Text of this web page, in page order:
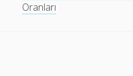
Oranları